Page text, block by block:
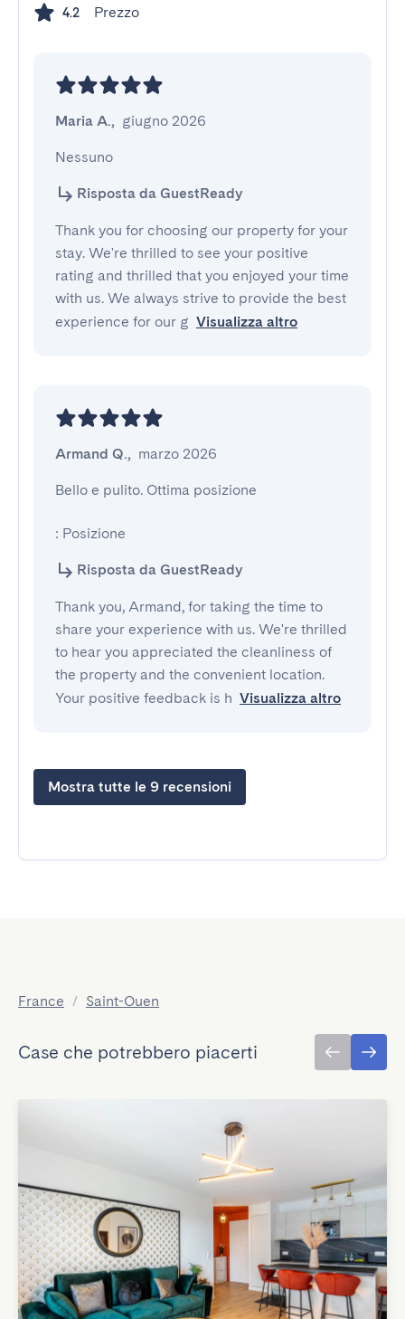
4.2 Prezzo
Maria A., giugno 2026
Nessuno
Risposta da GuestReady
Thank you for choosing our property for your
stay. We're thrilled to see your positive
rating and thrilled that you enjoyed your time
with us. We always strive to provide the best
experience for our g Visualizza altro
Armand Q., marzo 2026
Bello e pulito. Ottima posizione
: Posizione
Risposta da GuestReady
Thank you, Armand, for taking the time to
share your experience with us. We're thrilled
to hear you appreciated the cleanliness of
the property and the convenient location.
Your positive feedback is h Visualizza altro
Mostra tutte le 9 recensioni
France / Saint-Ouen
Case che potrebbero piacerti